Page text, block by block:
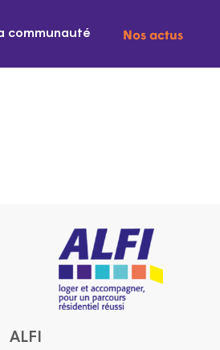
communauté Nos actus
ALFI